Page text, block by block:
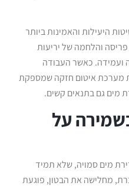
היעילות והאמינות ביותר
והלחמה של יריעות
ועמידה. כאשר העבודה
איטום חזקה שמספקת
מים גם בתנאים קשים.
על
מים סמויה, שלא תמיד
מחלישה את הבטון, פוגעת